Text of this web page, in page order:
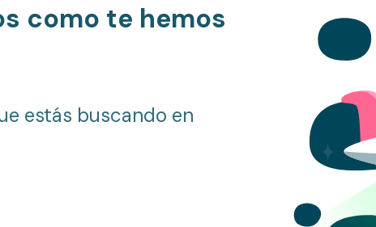
como te hemos
estás buscando en